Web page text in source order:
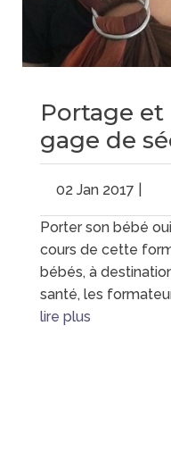
Portage
gage de
02 Jan 2017
Porter son bébé
cours de cette
bébés, à
santé, les
lire plus